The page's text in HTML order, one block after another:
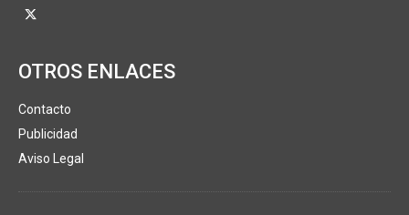
OTROS ENLACES
Contacto
Publicidad
Aviso Legal